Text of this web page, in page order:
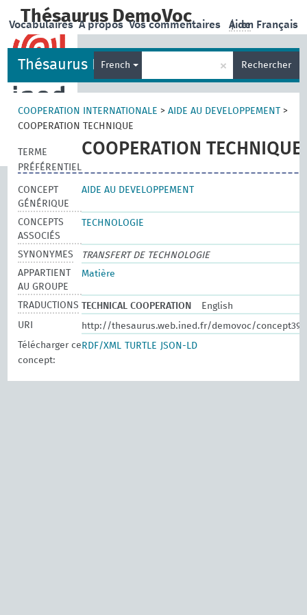
Thésaurus DemoVoc | en Français
Vocabulaires A propos Vos commentaires Aide
Thésaurus DemoVoc
French × Rechercher
COOPERATION INTERNATIONALE >AIDE AU DEVELOPPEMENT
>
COOPERATION TECHNIQUE
TERME
PRÉFÉRENTIEL
COOPERATION TECHNIQUE
CONCEPT
GÉNÉRIQUE
AIDE AU DEVELOPPEMENT
CONCEPTS
ASSOCIÉS
TECHNOLOGIE
SYNONYMES
TRANSFERT DE TECHNOLOGIE
APPARTIENT
AU GROUPE
Matière
TRADUCTIONS TECHNICAL COOPERATION
English
URI
http://thesaurus.web.ined.fr/demovoc/concept393
Télécharger ce
concept:
RDF/XML TURTLE JSON-LD